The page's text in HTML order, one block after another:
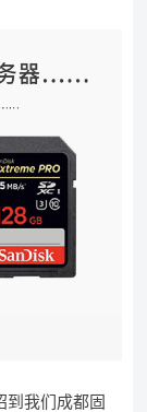
到我们成都固